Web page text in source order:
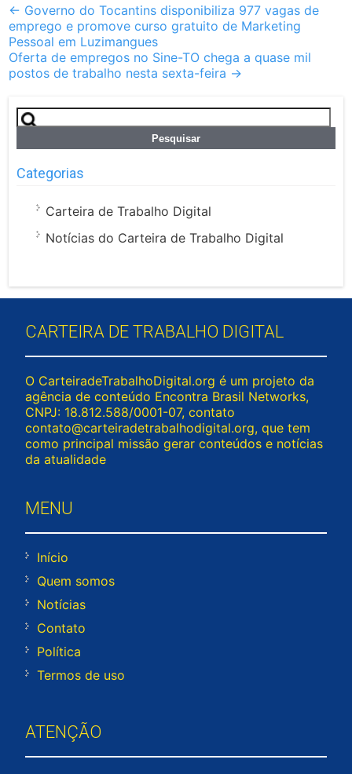
Post
navigation
← Governo do Tocantins disponibiliza 977 vagas de
emprego e promove curso gratuito de Marketing
Pessoal em Luzimangues
Oferta de empregos no Sine-TO chega a quase mil
postos de trabalho nesta sexta-feira →
Pesquisar
por:
Categorias
Carteira de Trabalho Digital
Notícias do Carteira de Trabalho Digital
CARTEIRA DE TRABALHO DIGITAL
O CarteiradeTrabalhoDigital.org é um projeto da
agência de conteúdo Encontra Brasil Networks,
CNPJ: 18.812.588/0001-07, contato
contato@carteiradetrabalhodigital.org, que tem
como principal missão gerar conteúdos e notícias
da atualidade
MENU
Início
Quem somos
Notícias
Contato
Política
Termos de uso
ATENÇÃO